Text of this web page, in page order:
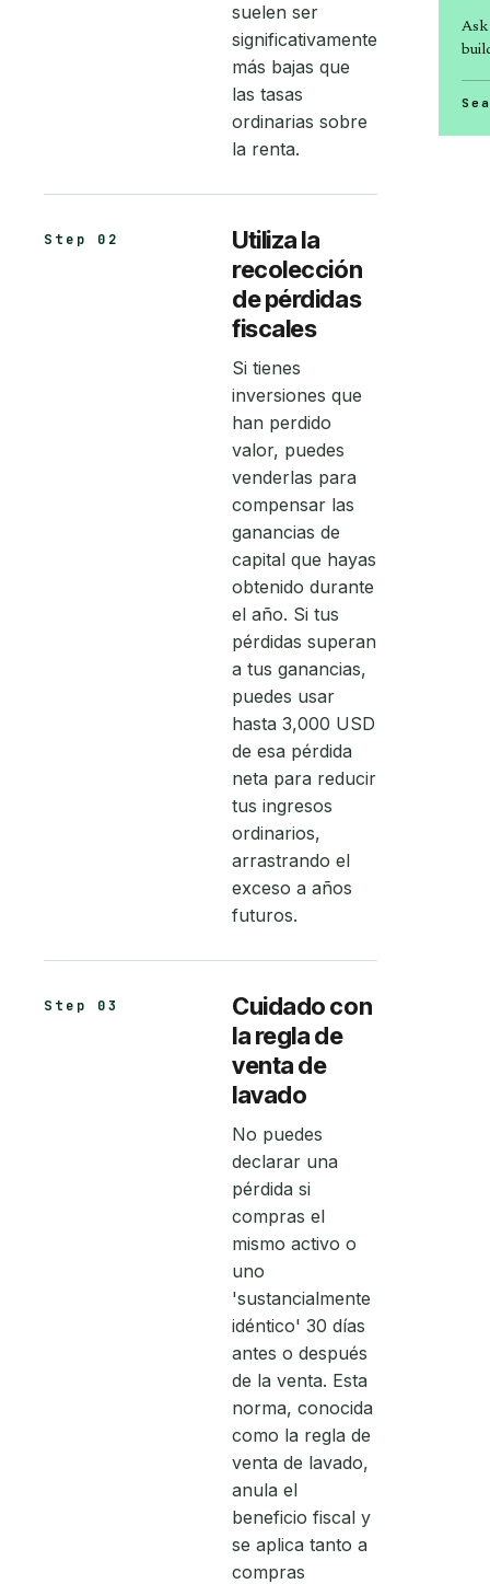
suelen ser
significativamente
más bajas que
las tasas
ordinarias sobre
la renta.
Step 02
Utiliza la
recolección
de pérdidas
fiscales
Si tienes
inversiones que
han perdido
valor, puedes
venderlas para
compensar las
ganancias de
capital que hayas
obtenido durante
el año. Si tus
pérdidas superan
a tus ganancias,
puedes usar
hasta 3,000 USD
de esa pérdida
neta para reducir
tus ingresos
ordinarios,
arrastrando el
exceso a años
futuros.
Step 03
Cuidado con
la regla de
venta de
lavado
No puedes
declarar una
pérdida si
compras el
mismo activo o
uno
'sustancialmente
idéntico' 30 días
antes o después
de la venta. Esta
norma, conocida
como la regla de
venta de lavado,
anula el
beneficio fiscal y
se aplica tanto a
compras
Ask